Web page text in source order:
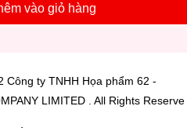
vào giỏ hàng
Công ty TNHH Họa phẩm 62 -
LIMITED . All Rights Reserve